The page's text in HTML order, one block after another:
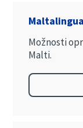
Maltalingua
Možnosti
Malti.